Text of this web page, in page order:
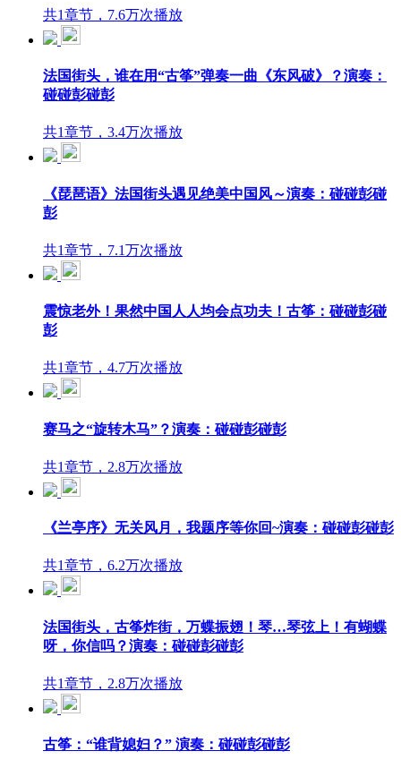
共1章节，7.6万次播放
法国街头，谁在用“古筝”弹奏一曲《东风破》？演奏：
碰碰彭碰彭
共1章节，3.4万次播放
《琵琶语》法国街头遇见绝美中国风～演奏：碰碰彭碰
彭
共1章节，7.1万次播放
震惊老外！果然中国人人均会点功夫！古筝：碰碰彭碰
彭
共1章节，4.7万次播放
赛马之“旋转木马”？演奏：碰碰彭碰彭
共1章节，2.8万次播放
《兰亭序》无关风月，我题序等你回~演奏：碰碰彭碰彭
共1章节，6.2万次播放
法国街头，古筝炸街，万蝶振翅！琴…琴弦上！有蝴蝶
呀，你信吗？演奏：碰碰彭碰彭
共1章节，2.8万次播放
古筝：“谁背媳妇？” 演奏：碰碰彭碰彭